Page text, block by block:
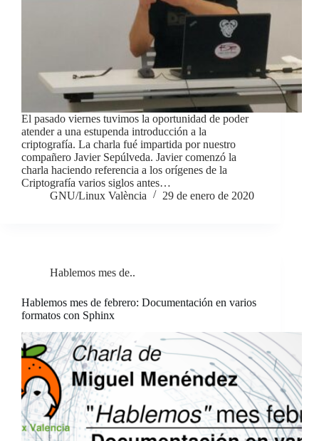
El pasado viernes tuvimos la oportunidad de poder
atender a una estupenda introducción a la
criptografía. La charla fué impartida por nuestro
compañero Javier Sepúlveda. Javier comenzó la
charla haciendo referencia a los orígenes de la
Criptografía varios siglos antes…
GNU/Linux València
29 de enero de 2020
Hablemos mes de..
Hablemos mes de febrero: Documentación en varios
formatos con Sphinx